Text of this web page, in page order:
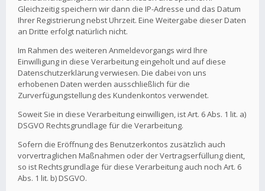
Gleichzeitig speichern wir dann die IP-Adresse und das Datum
Ihrer Registrierung nebst Uhrzeit. Eine Weitergabe dieser Daten
an Dritte erfolgt natürlich nicht.
Im Rahmen des weiteren Anmeldevorgangs wird Ihre
Einwilligung in diese Verarbeitung eingeholt und auf diese
Datenschutzerklärung verwiesen. Die dabei von uns
erhobenen Daten werden ausschließlich für die
Zurverfügungstellung des Kundenkontos verwendet.
Soweit Sie in diese Verarbeitung einwilligen, ist Art. 6 Abs. 1 lit. a)
DSGVO Rechtsgrundlage für die Verarbeitung.
Sofern die Eröffnung des Benutzerkontos zusätzlich auch
vorvertraglichen Maßnahmen oder der Vertragserfüllung dient,
so ist Rechtsgrundlage für diese Verarbeitung auch noch Art. 6
Abs. 1 lit. b) DSGVO.